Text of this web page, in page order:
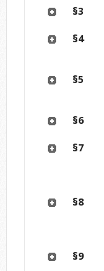
§3
§4
§5
§6
§7
§8
§9